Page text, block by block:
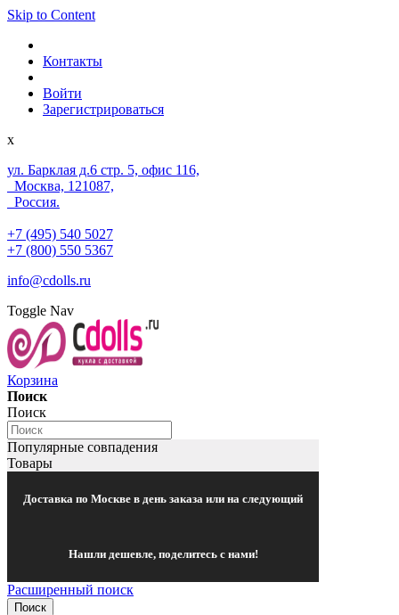
Skip to Content
Контакты
Войти
Зарегистрироваться
x
ул. Барклая д.6 стр. 5, офис 116,
Москва, 121087,
Россия.
+7 (495) 540 5027
+7 (800) 550 5367
info@cdolls.ru
Toggle Nav
Корзина
Поиск
Поиск
Популярные совпадения
Товары
Доставка по Москве в день заказа или на следующий
Нашли дешевле, поделитесь с нами!
Расширенный поиск
Поиск